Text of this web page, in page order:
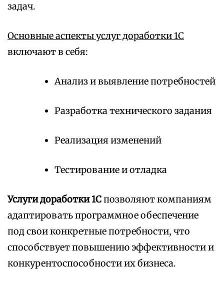
задач.
Основные аспекты услуг доработки 1С
включают в себя:
Анализ и выявление потребностей
Разработка технического задания
Реализация изменений
Тестирование и отладка
Услуги доработки 1Спозволяют компаниям
адаптировать программное обеспечение
под свои конкретные потребности, что
способствует повышению эффективности и
конкурентоспособности их бизнеса.